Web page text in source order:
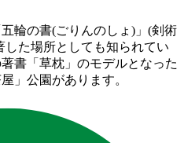
輪の書(ごりんのしょ)」(剣術
た場所としても知られてい
書「草枕」のモデルとなった
」公園があります。